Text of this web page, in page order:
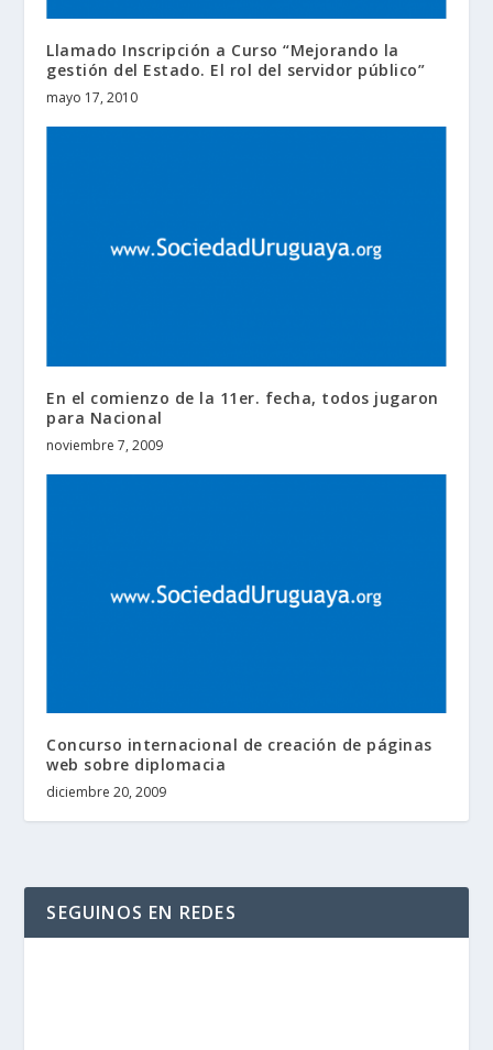
Llamado Inscripción a Curso “Mejorando la
gestión del Estado. El rol del servidor público”
mayo 17, 2010
En el comienzo de la 11er. fecha, todos jugaron
para Nacional
noviembre 7, 2009
Concurso internacional de creación de páginas
web sobre diplomacia
diciembre 20, 2009
SEGUINOS EN REDES